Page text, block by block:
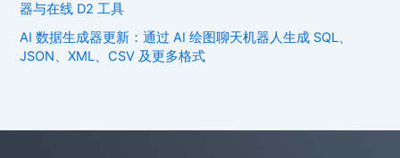
器与在线 D2 工具
AI 数据生成器更新：通过 AI 绘图聊天机器人生成 SQL、
JSON、XML、CSV 及更多格式